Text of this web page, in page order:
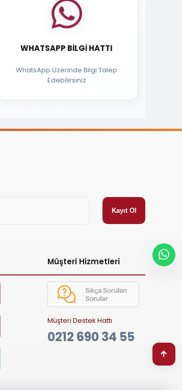
WHATSAPP BILGI HATTI
WhatsApp Üzerinde Bilgi Talep
Edebilirsiniz
Müşteri Hizmetleri
Müşteri Destek Hattı
0212 690 34 55